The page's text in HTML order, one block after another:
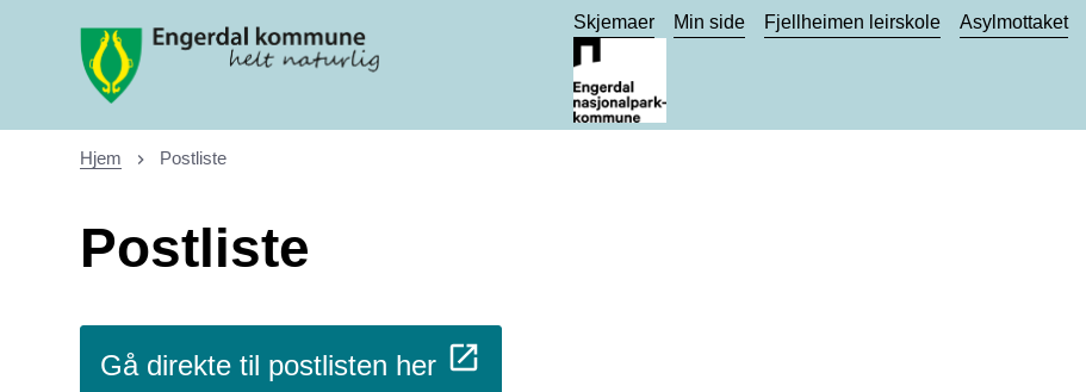
Engerdal kommune
Skjemaer Min side Fjellheimen leirskole Asylmottaket
Du er her:
Hjem Postliste
Postliste
Gå direkte til postlisten her